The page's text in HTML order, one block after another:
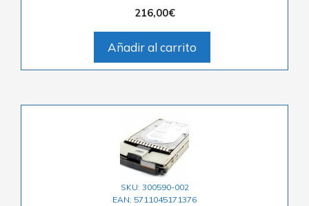
216,00€
Añadir al carrito
SKU: 300590-002
EAN: 5711045171376